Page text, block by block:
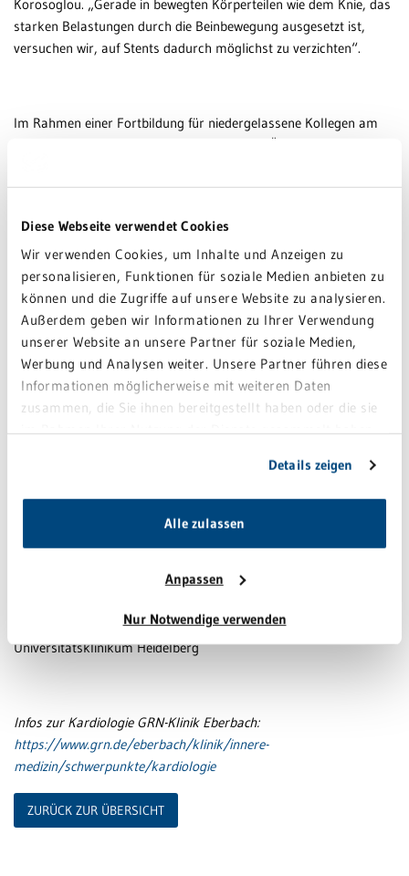
Diese Webseite verwendet Cookies
Wir verwenden Cookies, um Inhalte und Anzeigen zu
personalisieren, Funktionen für soziale Medien anbieten zu
können und die Zugriffe auf unsere Website zu analysieren.
Außerdem geben wir Informationen zu Ihrer Verwendung
unserer Website an unsere Partner für soziale Medien,
Werbung und Analysen weiter. Unsere Partner führen diese
Informationen möglicherweise mit weiteren Daten
zusammen, die Sie ihnen bereitgestellt haben oder die sie
Details zeigen
Alle zulassen
Anpassen
Nur Notwendige verwenden
Korosoglou. „Gerade in bewegten Körperteilen wie dem Knie, das
starken Belastungen durch die Beinbewegung ausgesetzt ist,
versuchen wir, auf Stents dadurch möglichst zu verzichten“.
Im Rahmen einer Fortbildung für niedergelassene Kollegen am
15. Mai geben die Angiologie-Experten einen Überblick über die
arteriellen Verschlusskrankheit.
Programm „Tag der Angiologie“ in Eberbach für
Niedergelassene
Datum: 15. Mai 2024
Uhrzeit: 16.30 Uhr
Ort: GRN-Klinik Eberbach
Referent: Dr. Daniel Herzenstiel, GRN-Klinik Eberbach
Die medikamentöse und interventionelle Therapie der
Referent: Prof. Dr. Grigorios Korosoglou, GRN-Kliniken Weinheim
Referent: Prof. Dr. Moritz Bischoff, Klinik für Gefäßchirurgie,
Universitätsklinikum Heidelberg
Infos zur Kardiologie GRN-Klinik Eberbach:
https://www.grn.de/eberbach/klinik/innere-
medizin/schwerpunkte/kardiologie
ZURÜCK ZUR ÜBERSICHT